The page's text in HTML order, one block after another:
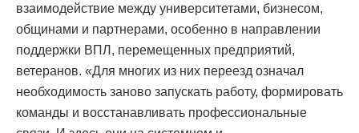
взаимодействие между университетами, бизнесом,
общинами и партнерами, особенно в направлении
поддержки ВПЛ, перемещенных предприятий,
ветеранов. «Для многих из них переезд означал
необходимость заново запускать работу, формировать
команды и восстанавливать профессиональные